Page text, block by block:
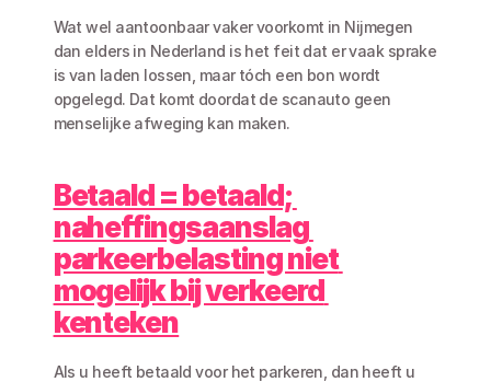
Wat wel aantoonbaar vaker voorkomt in Nijmegen
dan elders in Nederland is het feit dat er vaak sprake
is van laden lossen, maar tóch een bon wordt
opgelegd. Dat komt doordat de scanauto geen
menselijke afweging kan maken.
Betaald = betaald;
naheffingsaanslag
parkeerbelasting niet
mogelijk bij verkeerd
kenteken
Als u heeft betaald voor het parkeren, dan heeft u